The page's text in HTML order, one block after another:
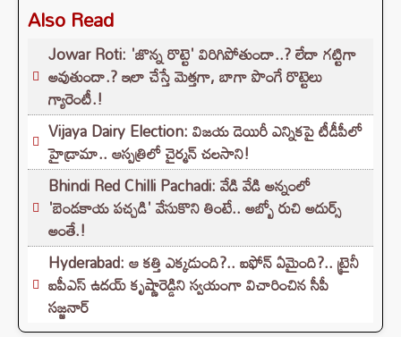
Also Read
Jowar Roti: 'జొన్న రొట్టె' విరిగిపోతుందా..? లేదా గట్టిగా
అవుతుందా.? ఇలా చేస్తే మెత్తగా, బాగా పొంగే రొట్టెలు
గ్యారెంటీ.!
Vijaya Dairy Election: విజయ డెయిరీ ఎన్నికపై టీడీపీలో
హైడ్రామా.. ఆస్పత్రిలో చైర్మన్ చలసాని!
Bhindi Red Chilli Pachadi: వేడి వేడి అన్నంలో
'బెండకాయ పచ్చడి' వేసుకొని తింటే.. అబ్బో రుచి అదుర్స్
అంతే.!
Hyderabad: ఆ కత్తి ఎక్కడుంది?.. ఐఫోన్ ఏమైంది?.. ట్రైనీ
ఐపీఎస్ ఉదయ్ కృష్ణారెడ్డిని స్వయంగా విచారించిన సీపీ
సజ్జనార్‌